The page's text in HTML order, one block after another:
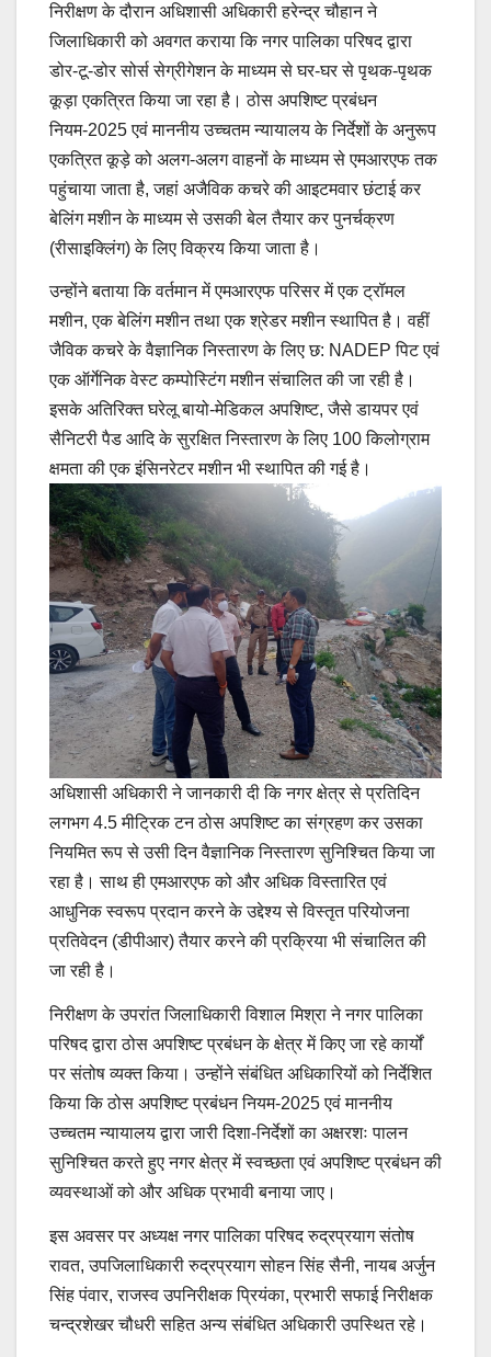
निरीक्षण के दौरान अधिशासी अधिकारी हरेन्द्र चौहान ने
जिलाधिकारी को अवगत कराया कि नगर पालिका परिषद द्वारा
डोर-टू-डोर सोर्स सेग्रीगेशन के माध्यम से घर-घर से पृथक-पृथक
कूड़ा एकत्रित किया जा रहा है। ठोस अपशिष्ट प्रबंधन
नियम-2025 एवं माननीय उच्चतम न्यायालय के निर्देशों के अनुरूप
एकत्रित कूड़े को अलग-अलग वाहनों के माध्यम से एमआरएफ तक
पहुंचाया जाता है, जहां अजैविक कचरे की आइटमवार छंटाई कर
बेलिंग मशीन के माध्यम से उसकी बेल तैयार कर पुनर्चक्रण
(रीसाइक्लिंग) के लिए विक्रय किया जाता है।
उन्होंने बताया कि वर्तमान में एमआरएफ परिसर में एक ट्रॉमल
मशीन, एक बेलिंग मशीन तथा एक श्रेडर मशीन स्थापित है। वहीं
जैविक कचरे के वैज्ञानिक निस्तारण के लिए छ: NADEP पिट एवं
एक ऑर्गेनिक वेस्ट कम्पोस्टिंग मशीन संचालित की जा रही है।
इसके अतिरिक्त घरेलू बायो-मेडिकल अपशिष्ट, जैसे डायपर एवं
सैनिटरी पैड आदि के सुरक्षित निस्तारण के लिए 100 किलोग्राम
क्षमता की एक इंसिनरेटर मशीन भी स्थापित की गई है।
अधिशासी अधिकारी ने जानकारी दी कि नगर क्षेत्र से प्रतिदिन
लगभग 4.5 मीट्रिक टन ठोस अपशिष्ट का संग्रहण कर उसका
नियमित रूप से उसी दिन वैज्ञानिक निस्तारण सुनिश्चित किया जा
रहा है। साथ ही एमआरएफ को और अधिक विस्तारित एवं
आधुनिक स्वरूप प्रदान करने के उद्देश्य से विस्तृत परियोजना
प्रतिवेदन (डीपीआर) तैयार करने की प्रक्रिया भी संचालित की
जा रही है।
निरीक्षण के उपरांत जिलाधिकारी विशाल मिश्रा ने नगर पालिका
परिषद द्वारा ठोस अपशिष्ट प्रबंधन के क्षेत्र में किए जा रहे कार्यों
पर संतोष व्यक्त किया। उन्होंने संबंधित अधिकारियों को निर्देशित
किया कि ठोस अपशिष्ट प्रबंधन नियम-2025 एवं माननीय
उच्चतम न्यायालय द्वारा जारी दिशा-निर्देशों का अक्षरशः पालन
सुनिश्चित करते हुए नगर क्षेत्र में स्वच्छता एवं अपशिष्ट प्रबंधन की
व्यवस्थाओं को और अधिक प्रभावी बनाया जाए।
इस अवसर पर अध्यक्ष नगर पालिका परिषद रुद्रप्रयाग संतोष
रावत, उपजिलाधिकारी रुद्रप्रयाग सोहन सिंह सैनी, नायब अर्जुन
सिंह पंवार, राजस्व उपनिरीक्षक प्रियंका, प्रभारी सफाई निरीक्षक
चन्द्रशेखर चौधरी सहित अन्य संबंधित अधिकारी उपस्थित रहे।